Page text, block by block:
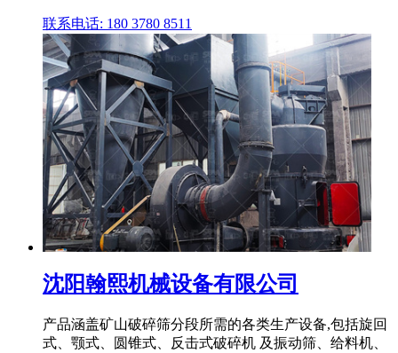
联系电话: 180 3780 8511
沈阳翰熙机械设备有限公司
产品涵盖矿山破碎筛分段所需的各类生产设备,包括旋回
式、颚式、圆锥式、反击式破碎机 及振动筛、给料机、